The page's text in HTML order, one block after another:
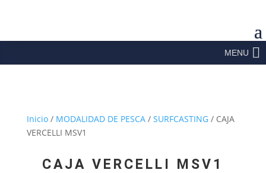
MENU
Inicio/ MODALIDAD DE PESCA/ SURFCASTING/ CAJA
VERCELLI MSV1
CAJA VERCELLI MSV1